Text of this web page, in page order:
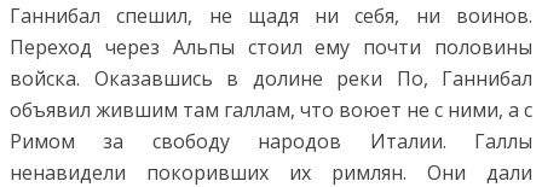
Ганнибал спешил, не щадя ни себя, ни воинов.
Переход через Альпы стоил ему почти половины
войска. Оказавшись в долине реки По, Ганнибал
объявил жившим там галлам, что воюет не с ними, а с
Римом за свободу народов Италии. Галлы
ненавидели покоривших их римлян. Они дали